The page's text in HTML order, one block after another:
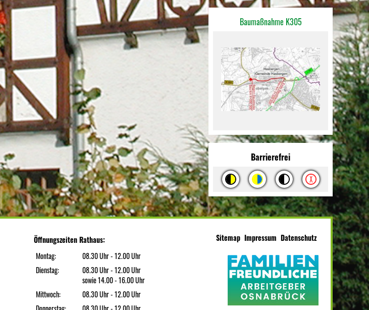
Baumaßnahme K305
Barrierefrei
Öffnungszeiten Rathaus:
Montag:
08.30 Uhr - 12.00 Uhr
Dienstag:
08.30 Uhr - 12.00 Uhr
sowie 14.00 - 16.00 Uhr
Mittwoch:
08.30 Uhr - 12.00 Uhr
Sitemap Impressum Datenschutz